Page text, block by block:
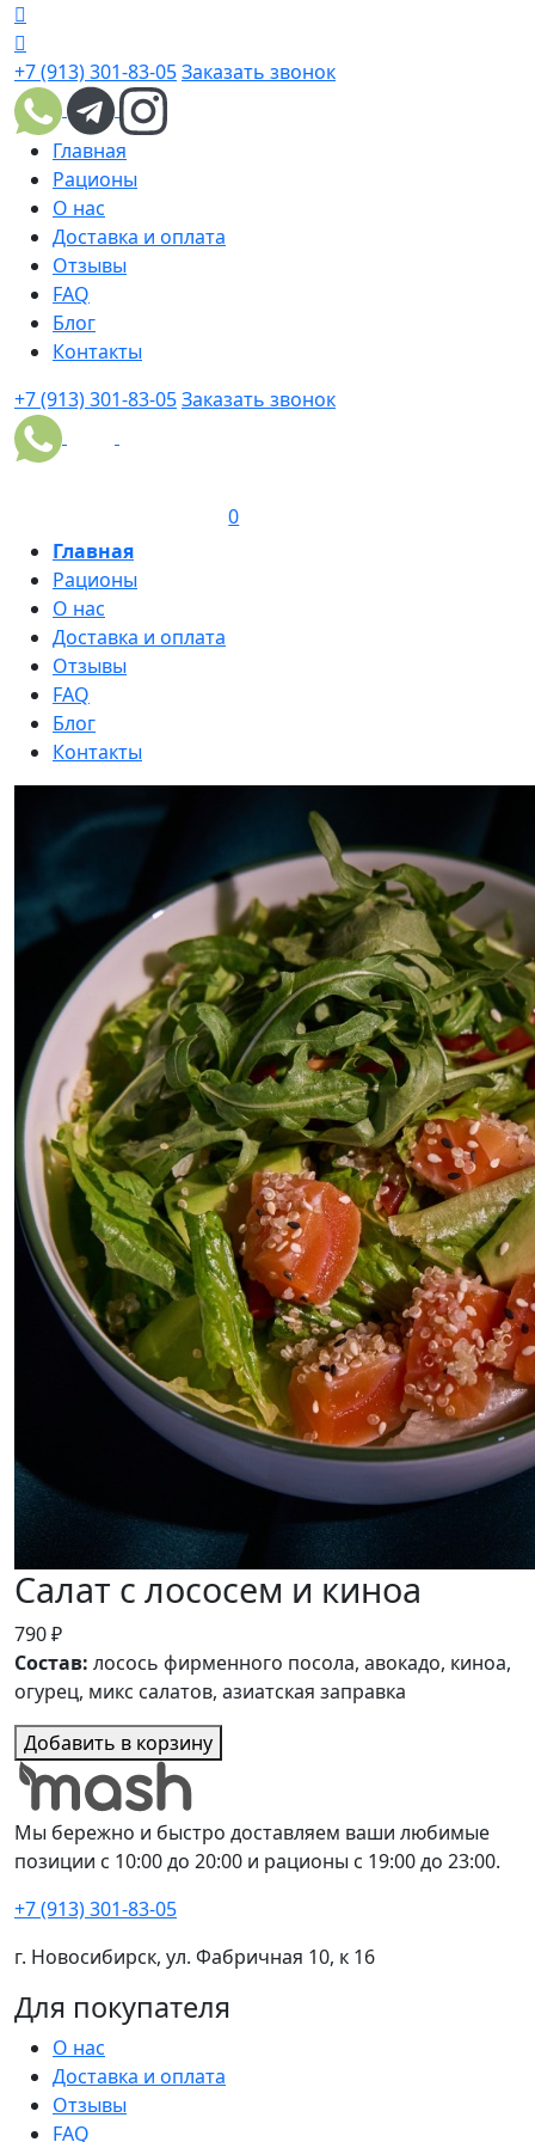
+7 (913) 301-83-05Заказать звонок
Главная
Рационы
О нас
Доставка и оплата
Отзывы
FAQ
Блог
Контакты
+7 (913) 301-83-05Заказать звонок
0
Главная
Рационы
О нас
Доставка и оплата
Отзывы
FAQ
Блог
Контакты
Салат с лососем и киноа
790 ₽
Состав: лосось фирменного посола, авокадо, киноа,
огурец, микс салатов, азиатская заправка
Добавить в корзину
Мы бережно и быстро доставляем ваши любимые
позиции с 10:00 до 20:00 и рационы с 19:00 до 23:00.
+7 (913) 301-83-05
г. Новосибирск, ул. Фабричная 10, к 16
Для покупателя
О нас
Доставка и оплата
Отзывы
FAQ